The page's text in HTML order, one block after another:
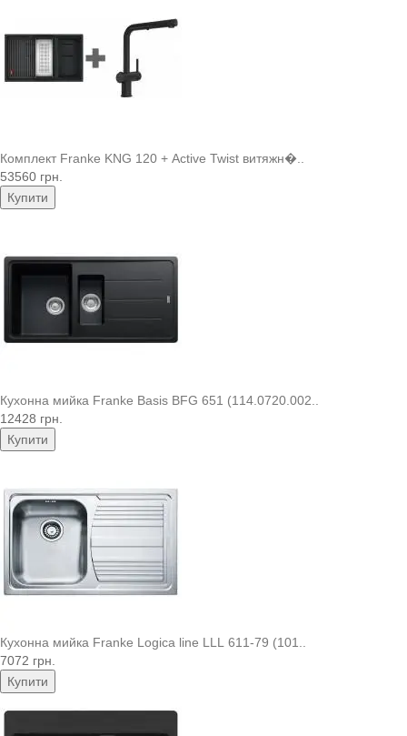
Комплект Franke KNG 120 + Active Twist витяжн�..
53560 грн.
Купити
Кухонна мийка Franke Basis BFG 651 (114.0720.002..
12428 грн.
Купити
Кухонна мийка Franke Logica line LLL 611-79 (101..
7072 грн.
Купити